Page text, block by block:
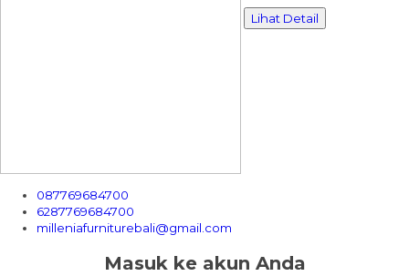
Lihat Detail
087769684700
6287769684700
milleniafurniturebali@gmail.com
Masuk ke akun Anda